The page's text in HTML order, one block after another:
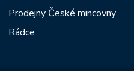
Prodejny České mincovny
Rádce